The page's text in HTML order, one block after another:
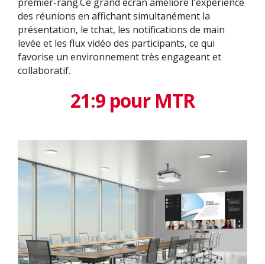
des réunions en affichant simultanément la
présentation, le tchat, les notifications de main
levée et les flux vidéo des participants, ce qui
favorise un environnement très engageant et
collaboratif.
21:9 pour MTR